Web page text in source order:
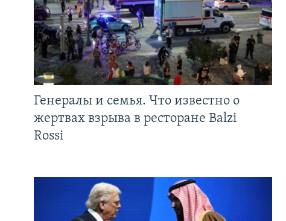
Генералы и семья. Что известно о
жертвах взрыва в ресторане Balzi
Rossi